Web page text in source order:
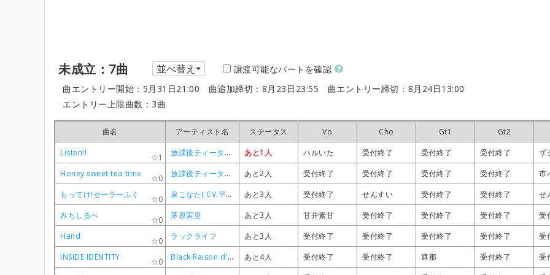
未成立：7曲 並べ替え
譲渡可能なパートを確認
曲エントリー開始：5月31日21:00 曲追加締切：8月23日23:55 曲エントリー締切：8月24日13:00
エントリー上限曲数：3曲
曲名 アーティスト名 ステータス Vo Cho Gt1 Gt2
Listen!!
1 放課後ティータイム あと1人 ハルいた 受付終了 受付終了 受付終了 ザ
Honey sweet tea time
0 放課後ティータイム あと2人 受付終了 受付終了 受付終了 受付終了 市
もってけ!セーラーふく
0 泉こなた( CV.平野綾), 柊かがみ( CV.加藤英美里), 柊つかさ( CV.福原香織), 高良みゆき( CV.遠藤綾) あと3人 受付終了 せんすい 受付終了 受付終了 せ
みちしるべ
0 茅原実里 あと3人 甘井素甘 受付終了 受付終了 受付終了 受
Hand
0 ラックライフ あと3人 受付終了 受付終了 受付終了 受付終了 受
INSIDE IDENTITY
0 Black Raison d'être（小鳥遊六花、丹生谷森夏、五月七日くみん、凸守早苗） あと4人 受付終了 受付終了 遮那 受付終了 受
曲名 アーティスト名 ステータス Vo Cho Gt1 Gt2
Listen!!
1 放課後ティータイム あと1人 ハルいた 受付終了 受付終了 受付終了 ザ
Honey sweet tea time
0 放課後ティータイム あと2人 受付終了 受付終了 受付終了 受付終了 市
もってけ!セーラーふく
0 泉こなた( CV.平野綾), 柊かがみ( CV.加藤英美里), 柊つかさ( CV.福原香織), 高良みゆき( CV.遠藤綾) あと3人 受付終了 せんすい 受付終了 受付終了 せ
みちしるべ
0 茅原実里 あと3人 甘井素甘 受付終了 受付終了 受付終了 受
Hand
0 ラックライフ あと3人 受付終了 受付終了 受付終了 受付終了 受
INSIDE IDENTITY
0 Black Raison d'être（小鳥遊六花、丹生谷森夏、五月七日くみん、凸守早苗） あと4人 受付終了 受付終了 遮那 受付終了 受
曲名 アーティスト名 ステータス Vo Cho Gt1 Gt2
Listen!!
1 放課後ティータイム あと1人 ハルいた 受付終了 受付終了 受付終了 ザ
Honey sweet tea time
0 放課後ティータイム あと2人 受付終了 受付終了 受付終了 受付終了 市
もってけ!セーラーふく
0 泉こなた( CV.平野綾), 柊かがみ( CV.加藤英美里), 柊つかさ( CV.福原香織), 高良みゆき( CV.遠藤綾) あと3人 受付終了 せんすい 受付終了 受付終了 せ
みちしるべ
0 茅原実里 あと3人 甘井素甘 受付終了 受付終了 受付終了 受
Hand
0 ラックライフ あと3人 受付終了 受付終了 受付終了 受付終了 受
INSIDE IDENTITY
0 Black Raison d'être（小鳥遊六花、丹生谷森夏、五月七日くみん、凸守早苗） あと4人 受付終了 受付終了 遮那 受付終了 受
曲名 アーティスト名 ステータス Vo Cho Gt1 Gt2
Listen!!
1 放課後ティータイム あと1人 ハルいた 受付終了 受付終了 受付終了 ザ
Honey sweet tea time
0 放課後ティータイム あと2人 受付終了 受付終了 受付終了 受付終了 市
もってけ!セーラーふく
0 泉こなた( CV.平野綾), 柊かがみ( CV.加藤英美里), 柊つかさ( CV.福原香織), 高良みゆき( CV.遠藤綾) あと3人 受付終了 せんすい 受付終了 受付終了 せ
みちしるべ
0 茅原実里 あと3人 甘井素甘 受付終了 受付終了 受付終了 受
Hand
0 ラックライフ あと3人 受付終了 受付終了 受付終了 受付終了 受
INSIDE IDENTITY
0 Black Raison d'être（小鳥遊六花、丹生谷森夏、五月七日くみん、凸守早苗） あと4人 受付終了 受付終了 遮那 受付終了 受